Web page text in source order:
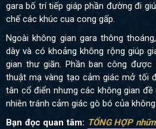
gara bố trí tiếp giáp phần đường đi
chế các khúc cua cong gấp.
Ngoài không gian gara thông
dày và có khoảng không rộng giúp
gian thư giãn. Phần ban công
thuật mạ vàng tạo cảm giác mở tối
tân cổ điển nhưng các không gian
nhiên tránh cảm giác gò bó của
Bạn đọc quan tâm: TỔNG HỢP